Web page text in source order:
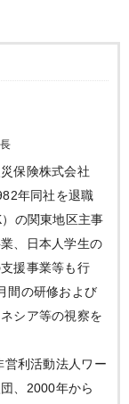
保険株式会社
年同社を退職
の関東地区主事
、日本人学生の
援事業等も行
間の研修および
シア等の視察を
利活動法人ワー
、2000年から